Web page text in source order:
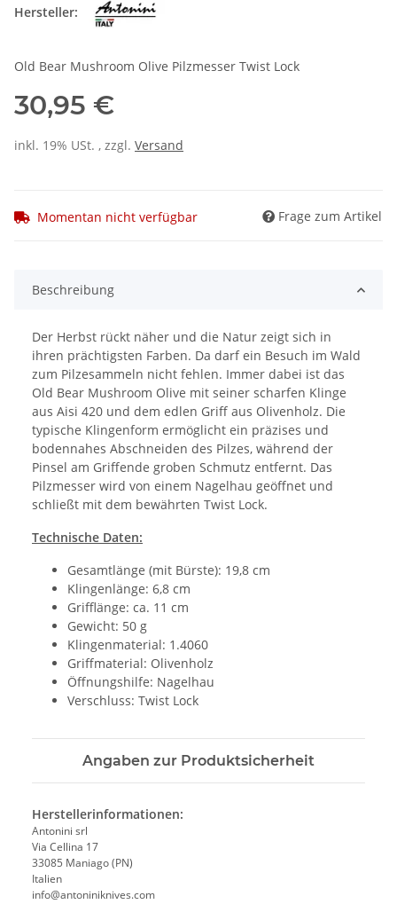
Hersteller:
Old Bear Mushroom Olive Pilzmesser Twist Lock
30,95 €
inkl. 19% USt. , zzgl. Versand
Momentan nicht verfügbar Frage zum Artikel
Beschreibung
Der Herbst rückt näher und die Natur zeigt sich in
ihren prächtigsten Farben. Da darf ein Besuch im Wald
zum Pilzesammeln nicht fehlen. Immer dabei ist das
Old Bear Mushroom Olive mit seiner scharfen Klinge
aus Aisi 420 und dem edlen Griff aus Olivenholz. Die
typische Klingenform ermöglicht ein präzises und
bodennahes Abschneiden des Pilzes, während der
Pinsel am Griffende groben Schmutz entfernt. Das
Pilzmesser wird von einem Nagelhau geöffnet und
schließt mit dem bewährten Twist Lock.
Technische Daten:
Gesamtlänge (mit Bürste): 19,8 cm
Klingenlänge: 6,8 cm
Grifflänge: ca. 11 cm
Gewicht: 50 g
Klingenmaterial: 1.4060
Griffmaterial: Olivenholz
Öffnungshilfe: Nagelhau
Verschluss: Twist Lock
Angaben zur Produktsicherheit
Herstellerinformationen:
Antonini srl
Via Cellina 17
33085 Maniago (PN)
Italien
info@antoniniknives.com